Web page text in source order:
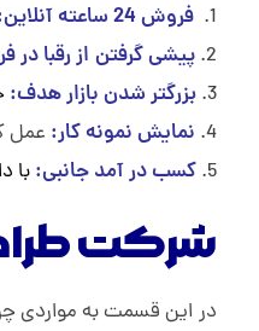
ب
ا
د
فروش 24 ساعته آنلاین:
پیشی گرفتن از رقبا در
بزرگتر شدن بازار هدف:
نمایش نمونه کار: عمل
کسب در آمد جانبی:با
شرکت
در این قسمت به مواردی